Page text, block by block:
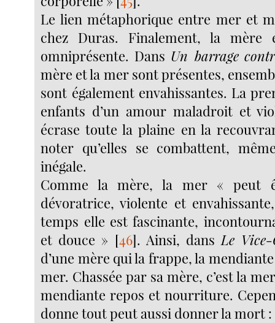
Le lien métaphorique entre mer et
chez Duras. Finalement, la mère
omniprésente. Dans Un barrage
mère et la mer sont présentes,
sont également envahissantes. La
enfants d’un amour maladroit et
écrase toute la plaine en la
noter qu’elles se combattent,
inégale.
Comme la mère, la mer « peut
dévoratrice, violente et
temps elle est fascinante,
et douce » [46]. Ainsi, dans Le Vice-
d’une mère qui la frappe, la
mer. Chassée par sa mère, c’est la
mendiante repos et nourriture.
donne tout peut aussi donner la mort :